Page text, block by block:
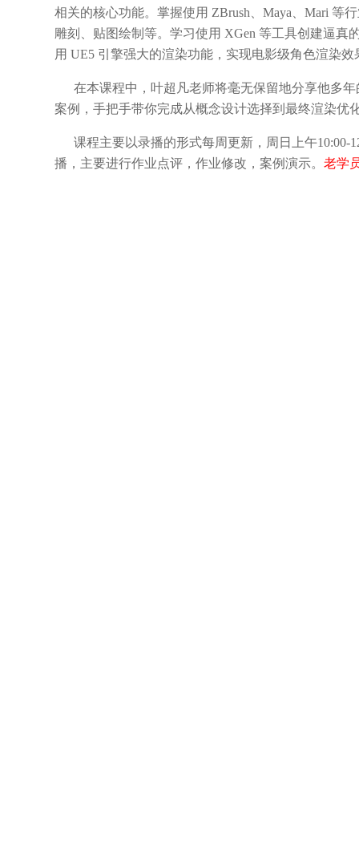
相关的核心功能。掌握使用 ZBrush、Maya、Mari 等
雕刻、贴图绘制等。学习使用 XGen 等工具创建逼真
用 UE5 引擎强大的渲染功能，实现电影级角色渲染效
在本课程中，叶超凡老师将毫无保留地分享他多年
案例，手把手带你完成从概念设计选择到最终渲染优
课程主要以录播的形式每周更新，周日上午10:00-
播，主要进行作业点评，作业修改，案例演示。 老学